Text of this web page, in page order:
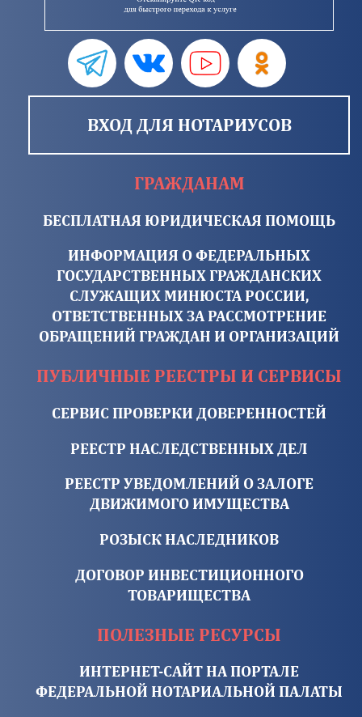
ВХОД ДЛЯ НОТАРИУСОВ
ГРАЖДАНАМ
БЕСПЛАТНАЯ ЮРИДИЧЕСКАЯ ПОМОЩЬ
ИНФОРМАЦИЯ О ФЕДЕРАЛЬНЫХ
ГОСУДАРСТВЕННЫХ ГРАЖДАНСКИХ
СЛУЖАЩИХ МИНЮСТА РОССИИ,
ОТВЕТСТВЕННЫХ ЗА РАССМОТРЕНИЕ
ОБРАЩЕНИЙ ГРАЖДАН И ОРГАНИЗАЦИЙ
ПУБЛИЧНЫЕ РЕЕСТРЫ И СЕРВИСЫ
СЕРВИС ПРОВЕРКИ ДОВЕРЕННОСТЕЙ
РЕЕСТР НАСЛЕДСТВЕННЫХ ДЕЛ
РЕЕСТР УВЕДОМЛЕНИЙ О ЗАЛОГЕ
ДВИЖИМОГО ИМУЩЕСТВА
РОЗЫСК НАСЛЕДНИКОВ
ДОГОВОР ИНВЕСТИЦИОННОГО
ТОВАРИЩЕСТВА
ПОЛЕЗНЫЕ РЕСУРСЫ
ИНТЕРНЕТ-САЙТ НА ПОРТАЛЕ
ФЕДЕРАЛЬНОЙ НОТАРИАЛЬНОЙ ПАЛАТЫ